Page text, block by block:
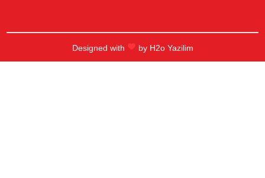
Designed with by H2o Yazilim